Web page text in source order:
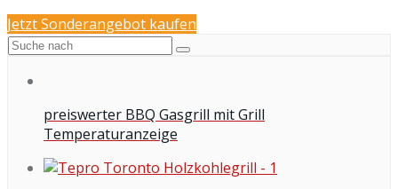
Jetzt Sonderangebot kaufen
preiswerter BBQ Gasgrill mit Grill
Temperaturanzeige